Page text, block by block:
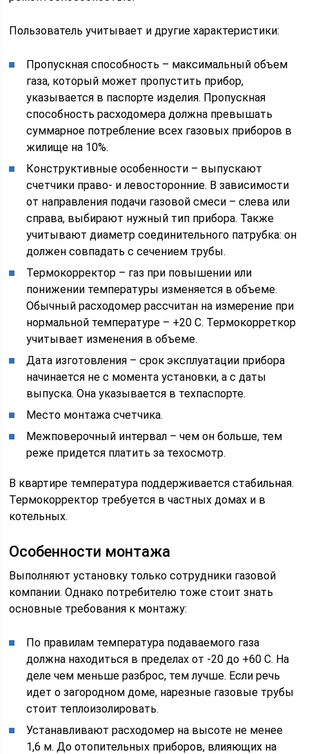
Пользователь учитывает и другие характеристики:
Пропускная способность – максимальный объем
газа, который может пропустить прибор,
указывается в паспорте изделия. Пропускная
способность расходомера должна превышать
суммарное потребление всех газовых приборов в
жилище на 10%.
Конструктивные особенности – выпускают
счетчики право- и левосторонние. В зависимости
от направления подачи газовой смеси – слева или
справа, выбирают нужный тип прибора. Также
учитывают диаметр соединительного патрубка: он
должен совпадать с сечением трубы.
Термокорректор – газ при повышении или
понижении температуры изменяется в объеме.
Обычный расходомер рассчитан на измерение при
нормальной температуре – +20 С. Термокорреткор
учитывает изменения в объеме.
Дата изготовления – срок эксплуатации прибора
начинается не с момента установки, а с даты
выпуска. Она указывается в техпаспорте.
Место монтажа счетчика.
Межповерочный интервал – чем он больше, тем
реже придется платить за техосмотр.
В квартире температура поддерживается стабильная.
Термокорректор требуется в частных домах и в
котельных.
Особенности монтажа
Выполняют установку только сотрудники газовой
компании. Однако потребителю тоже стоит знать
основные требования к монтажу:
По правилам температура подаваемого газа
должна находиться в пределах от -20 до +60 С. На
деле чем меньше разброс, тем лучше. Если речь
идет о загородном доме, нарезные газовые трубы
стоит теплоизолировать.
Устанавливают расходомер на высоте не менее
1,6 м. До отопительных приборов, влияющих на